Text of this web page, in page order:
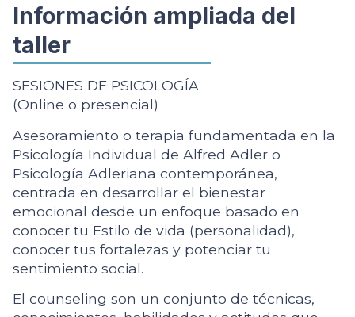
Información ampliada del
taller
SESIONES DE PSICOLOGÍA
(Online o presencial)
Asesoramiento o terapia fundamentada en la
Psicología Individual de Alfred Adler o
Psicología Adleriana contemporánea,
centrada en desarrollar el bienestar
emocional desde un enfoque basado en
conocer tu Estilo de vida (personalidad),
conocer tus fortalezas y potenciar tu
sentimiento social.
El counseling son un conjunto de técnicas,